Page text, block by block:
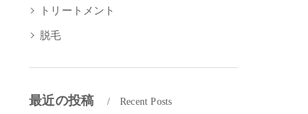
トリートメント
脱毛
最近の投稿 Recent Posts